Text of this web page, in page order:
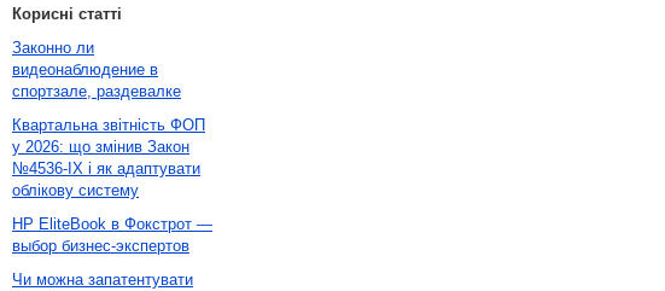
Корисні статті
Законно ли
видеонаблюдение в
спортзале, раздевалке
Квартальна звітність ФОП
у 2026: що змінив Закон
№4536-IX і як адаптувати
облікову систему
HP EliteBook в Фокстрот —
выбор бизнес-экспертов
Чи можна запатентувати